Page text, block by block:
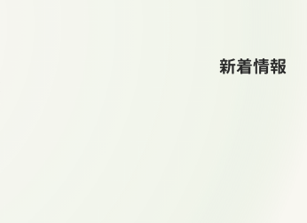
新着情報